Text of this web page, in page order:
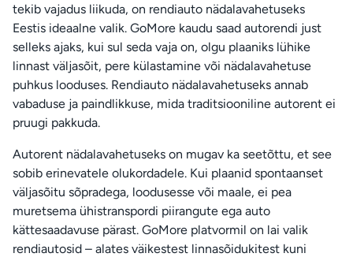
tekib vajadus liikuda, on rendiauto nädalavahetuseks
Eestis ideaalne valik. GoMore kaudu saad autorendi just
selleks ajaks, kui sul seda vaja on, olgu plaaniks lühike
linnast väljasõit, pere külastamine või nädalavahetuse
puhkus looduses. Rendiauto nädalavahetuseks annab
vabaduse ja paindlikkuse, mida traditsiooniline autorent ei
pruugi pakkuda.
Autorent nädalavahetuseks on mugav ka seetõttu, et see
sobib erinevatele olukordadele. Kui plaanid spontaanset
väljasõitu sõpradega, loodusesse või maale, ei pea
muretsema ühistranspordi piirangute ega auto
kättesaadavuse pärast. GoMore platvormil on lai valik
rendiautosid – alates väikestest linnasõidukitest kuni